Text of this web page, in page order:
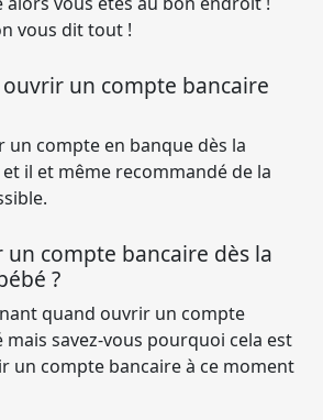
vous dit tout !
un compte bancaire
un compte en banque dès la
il et même recommandé de la
compte bancaire dès la
?
quand ouvrir un compte
mais savez-vous pourquoi cela est
un compte bancaire à ce moment